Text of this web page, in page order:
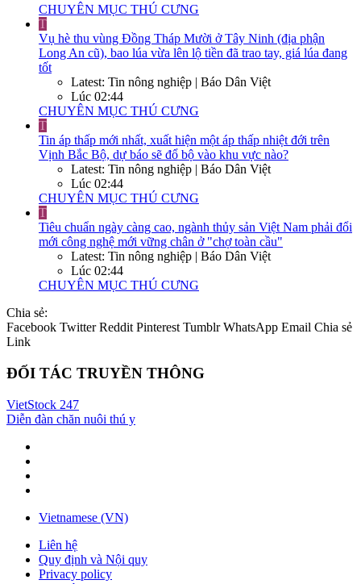
CHUYÊN MỤC THÚ CƯNG
T
Vụ hè thu vùng Đồng Tháp Mười ở Tây Ninh (địa phận
Long An cũ), bao lúa vừa lên lộ tiền đã trao tay, giá lúa đang
tốt
Latest: Tin nông nghiệp | Báo Dân Việt
Lúc 02:44
CHUYÊN MỤC THÚ CƯNG
T
Tin áp thấp mới nhất, xuất hiện một áp thấp nhiệt đới trên
Vịnh Bắc Bộ, dự báo sẽ đổ bộ vào khu vực nào?
Latest: Tin nông nghiệp | Báo Dân Việt
Lúc 02:44
CHUYÊN MỤC THÚ CƯNG
T
Tiêu chuẩn ngày càng cao, ngành thủy sản Việt Nam phải đổi
mới công nghệ mới vững chân ở "chợ toàn cầu"
Latest: Tin nông nghiệp | Báo Dân Việt
Lúc 02:44
CHUYÊN MỤC THÚ CƯNG
Chia sẻ:
Facebook Twitter Reddit Pinterest Tumblr WhatsApp Email Chia sẻ
Link
ĐỐI TÁC TRUYỀN THÔNG
VietStock 247
Diễn đàn chăn nuôi thú y
Vietnamese (VN)
Liên hệ
Quy định và Nội quy
Privacy policy